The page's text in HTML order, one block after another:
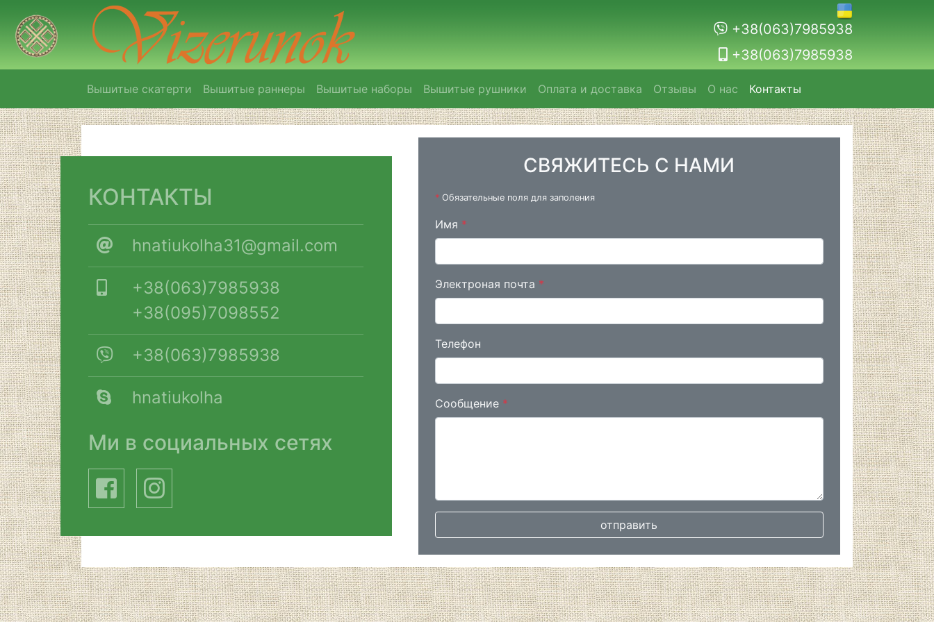
+38(063)7985938
+38(063)7985938
Вышитые скатерти Вышитые раннеры Вышитые наборы Вышитые рушники Оплата и доставка Отзывы О нас Контакты
КОНТАКТЫ
hnatiukolha31@gmail.com
+38(063)7985938
+38(095)7098552
+38(063)7985938
hnatiukolha
Ми в социальных сетях
СВЯЖИТЕСЬ С НАМИ
*Обязательные поля для заполения
Имя *
Электроная почта *
Телефон
Сообщение *
отправить